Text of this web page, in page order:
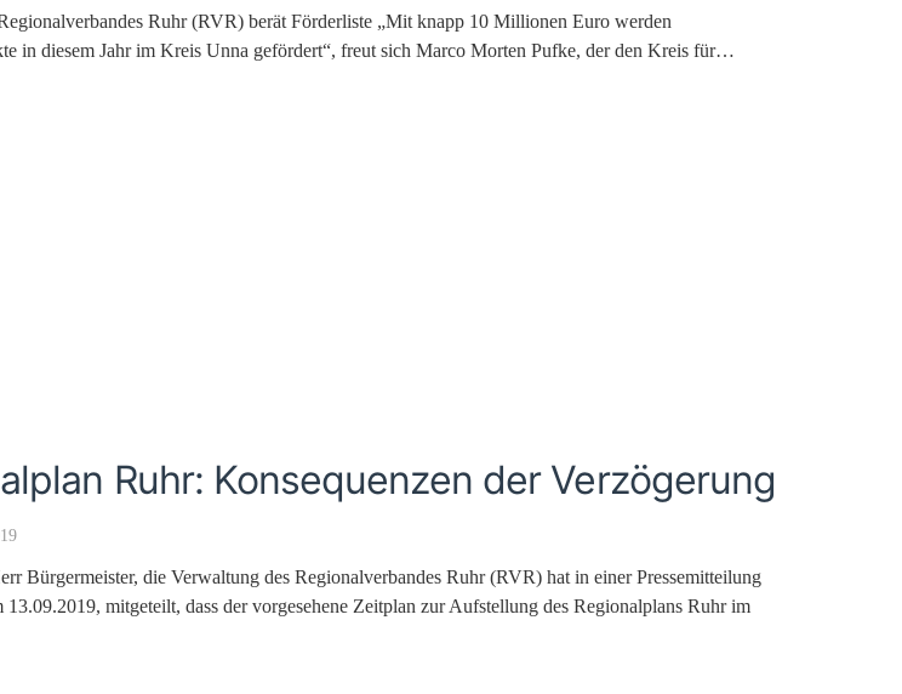
Ruhr (RVR) berät Förderliste „Mit knapp 10 Millionen Euro werden
in diesem Jahr im Kreis Unna gefördert“, freut sich Marco Morten Pufke, der den Kreis für…
Ruhr: Konsequenzen der Verzögerung
Bürgermeister, die Verwaltung des Regionalverbandes Ruhr (RVR) hat in einer Pressemitteilung
13.09.2019, mitgeteilt, dass der vorgesehene Zeitplan zur Aufstellung des Regionalplans Ruhr im